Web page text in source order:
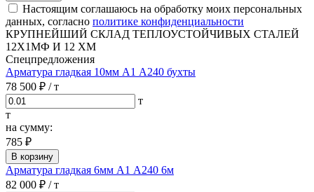
Настоящим соглашаюсь на обработку моих персональных
данных, согласно политике конфиденциальности
КРУПНЕЙШИЙ СКЛАД ТЕПЛОУСТОЙЧИВЫХ СТАЛЕЙ
12Х1МФ И 12 ХМ
Спецпредложения
Арматура гладкая 10мм А1 А240 бухты
78 500 ₽ / т
т
т
на сумму:
785 ₽
В корзину
Арматура гладкая 6мм А1 А240 6м
82 000 ₽ / т